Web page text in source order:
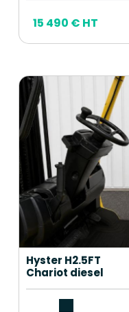
15 490 € HT
Hyster H2.5FT
Chariot diesel